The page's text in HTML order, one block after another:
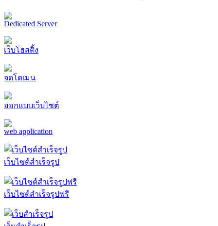
Dedicated Server
เว็บโฮสติ้ง
จดโดเมน
ออกแบบเว็บไซต์
web application
เว็บไซต์สำเร็จรูป
เว็บไซต์สำเร็จรูปฟรี